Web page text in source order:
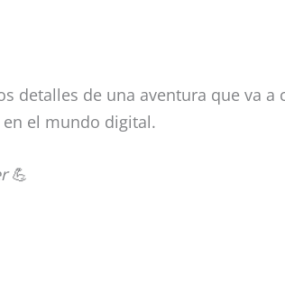
detalles de una aventura que va
el mundo digital.
💪